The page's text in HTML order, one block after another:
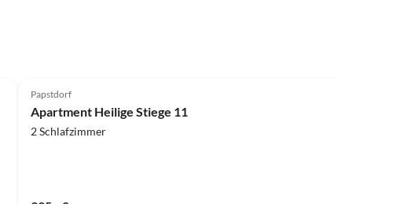
Papstdorf
Apartment Heilige Stiege 11
2 Schlafzimmer